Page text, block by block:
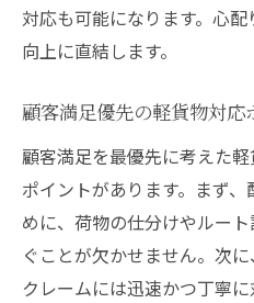
対応も可能になります。心
向上に直結します。
顧客満足優先の軽貨物対応
顧客満足を最優先に考えた
ポイントがあります。まず
めに、荷物の仕分けやルー
ぐことが欠かせません。次
クレームには迅速かつ丁寧